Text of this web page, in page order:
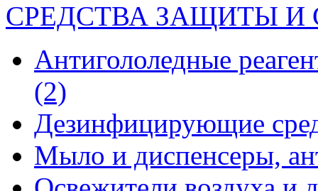
СРЕДСТВА ЗАЩИТЫ
Антигололедные
(2)
Дезинфицирующие
Мыло и диспенсеры,